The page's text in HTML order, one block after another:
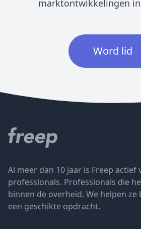
marktontwikkelingen
Word lid
Al meer dan 10 jaar is Freep
professionals. Professionals die
binnen de overheid. We helpen ze
een geschikte opdracht.